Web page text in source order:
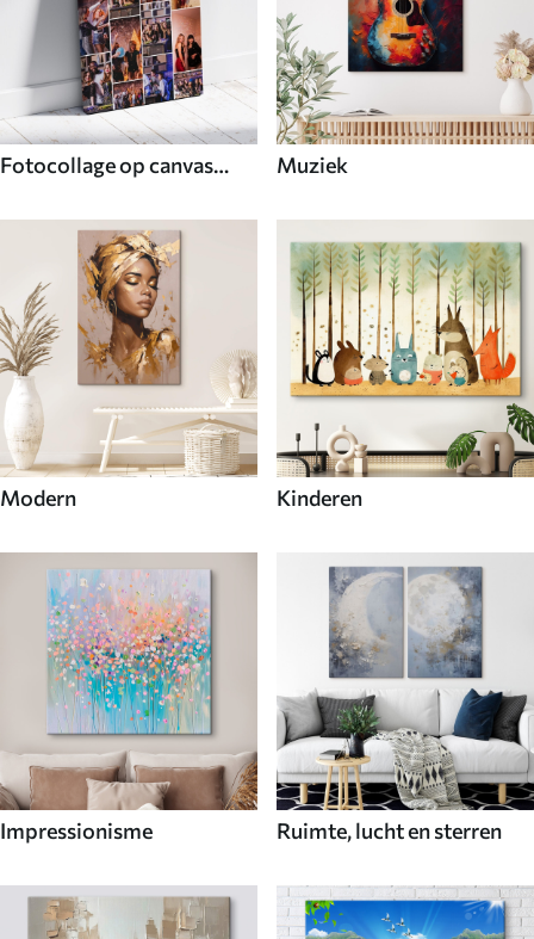
Fotocollage op canvas
Muziek
Modern Kinderen
Impressionisme Ruimte, lucht en sterren